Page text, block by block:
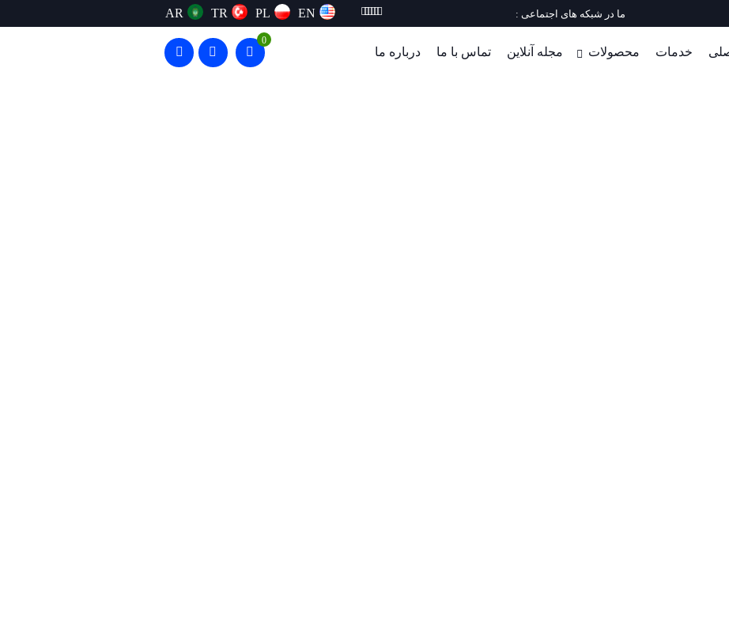
ما در شبکه های اجتماعی : EN
PL
TR
AR
خدمات محصولات مجله آنلاین تماس با ما درباره ما
0